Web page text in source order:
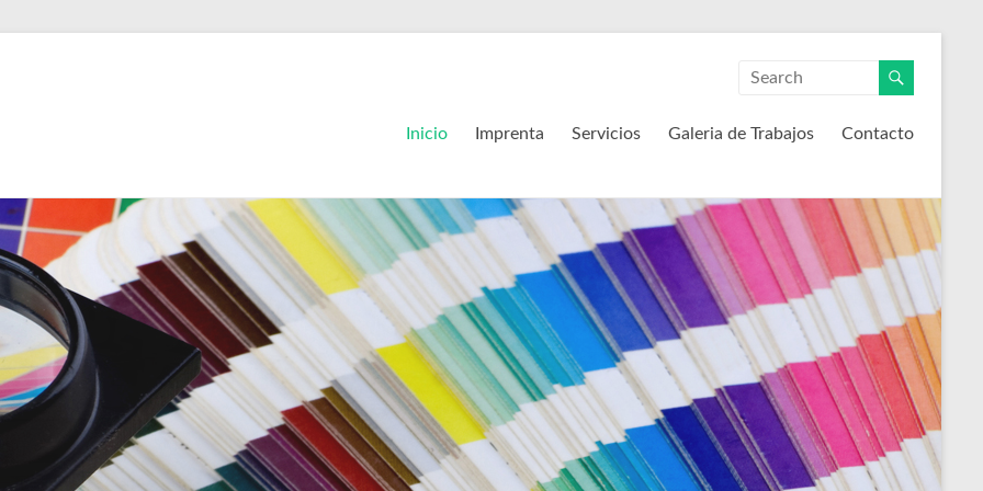
Inicio Imprenta Servicios Galeria de Trabajos Contacto